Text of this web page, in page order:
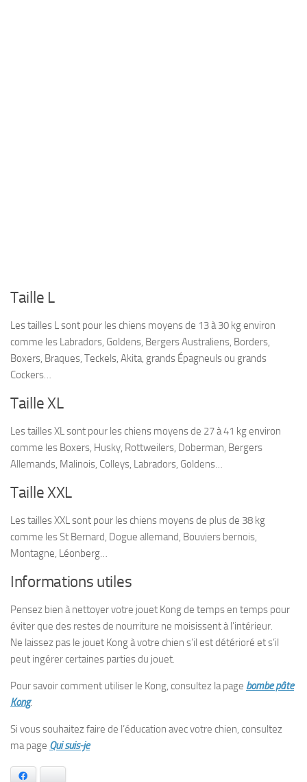
Taille L
Les tailles L sont pour les chiens moyens de 13 à 30 kg environ
comme les Labradors, Goldens, Bergers Australiens, Borders,
Boxers, Braques, Teckels, Akita, grands Épagneuls ou grands
Cockers…
Taille XL
Les tailles XL sont pour les chiens moyens de 27 à 41 kg environ
comme les Boxers, Husky, Rottweilers, Doberman, Bergers
Allemands, Malinois, Colleys, Labradors, Goldens…
Taille XXL
Les tailles XXL sont pour les chiens moyens de plus de 38 kg
comme les St Bernard, Dogue allemand, Bouviers bernois,
Montagne, Léonberg…
Informations utiles
Pensez bien à nettoyer votre jouet Kong de temps en temps pour
éviter que des restes de nourriture ne moisissent à l’intérieur.
Ne laissez pas le jouet Kong à votre chien s’il est détérioré et s’il
peut ingérer certaines parties du jouet.
Pour savoir comment utiliser le Kong, consultez la page bombe pâte
Kong.
Si vous souhaitez faire de l’éducation avec votre chien, consultez
ma page Qui suis-je